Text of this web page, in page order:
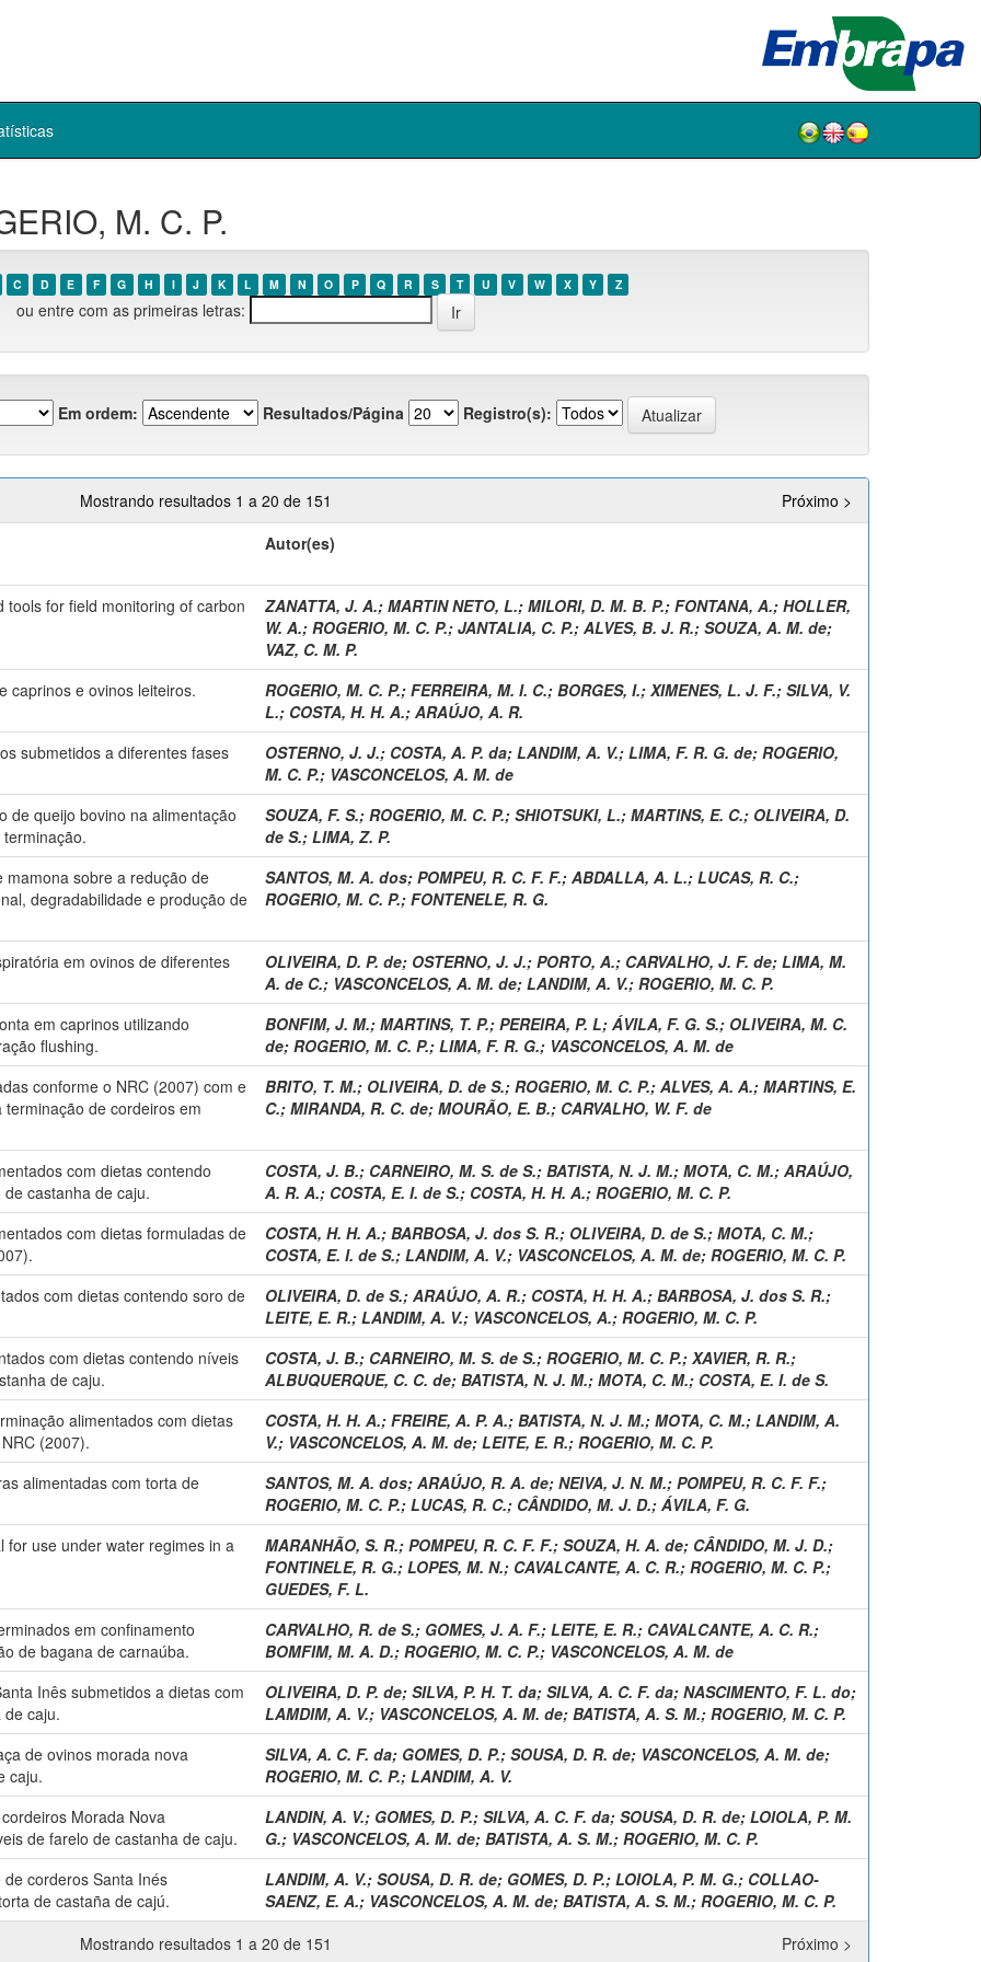
M. C. P.
C D E F G H I J K L M N O P Q R S T U V W X Y Z
ou entre com as primeiras letras:
Em ordem: Resultados/Página Registro(s):
Mostrando resultados 1 a 20 de 151
Próximo >
Autor(es)
tools for field monitoring of carbon ZANATTA, J. A.; MARTIN NETO, L.; MILORI, D. M. B. P.; FONTANA, A.; HOLLER,
W. A.; ROGERIO, M. C. P.; JANTALIA, C. P.; ALVES, B. J. R.; SOUZA, A. M. de;
VAZ, C. M. P.
caprinos e ovinos leiteiros.
ROGERIO, M. C. P.; FERREIRA, M. I. C.; BORGES, I.; XIMENES, L. J. F.; SILVA, V.
L.; COSTA, H. H. A.; ARAÚJO, A. R.
submetidos a diferentes fases
OSTERNO, J. J.; COSTA, A. P. da; LANDIM, A. V.; LIMA, F. R. G. de; ROGERIO,
M. C. P.; VASCONCELOS, A. M. de
de queijo bovino na alimentação
SOUZA, F. S.; ROGERIO, M. C. P.; SHIOTSUKI, L.; MARTINS, E. C.; OLIVEIRA, D.
de S.; LIMA, Z. P.
mamona sobre a redução de
degradabilidade e produção de
SANTOS, M. A. dos; POMPEU, R. C. F. F.; ABDALLA, A. L.; LUCAS, R. C.;
ROGERIO, M. C. P.; FONTENELE, R. G.
em ovinos de diferentes OLIVEIRA, D. P. de; OSTERNO, J. J.; PORTO, A.; CARVALHO, J. F. de; LIMA, M.
A. de C.; VASCONCELOS, A. M. de; LANDIM, A. V.; ROGERIO, M. C. P.
em caprinos utilizando
flushing.
BONFIM, J. M.; MARTINS, T. P.; PEREIRA, P. L; ÁVILA, F. G. S.; OLIVEIRA, M. C.
de; ROGERIO, M. C. P.; LIMA, F. R. G.; VASCONCELOS, A. M. de
conforme o NRC (2007) com e
de cordeiros em
BRITO, T. M.; OLIVEIRA, D. de S.; ROGERIO, M. C. P.; ALVES, A. A.; MARTINS, E.
C.; MIRANDA, R. C. de; MOURÃO, E. B.; CARVALHO, W. F. de
com dietas contendo
castanha de caju.
COSTA, J. B.; CARNEIRO, M. S. de S.; BATISTA, N. J. M.; MOTA, C. M.; ARAÚJO,
A. R. A.; COSTA, E. I. de S.; COSTA, H. H. A.; ROGERIO, M. C. P.
com dietas formuladas de
COSTA, H. H. A.; BARBOSA, J. dos S. R.; OLIVEIRA, D. de S.; MOTA, C. M.;
COSTA, E. I. de S.; LANDIM, A. V.; VASCONCELOS, A. M. de; ROGERIO, M. C. P.
com dietas contendo soro de
OLIVEIRA, D. de S.; ARAÚJO, A. R.; COSTA, H. H. A.; BARBOSA, J. dos S. R.;
LEITE, E. R.; LANDIM, A. V.; VASCONCELOS, A.; ROGERIO, M. C. P.
com dietas contendo níveis
de caju.
COSTA, J. B.; CARNEIRO, M. S. de S.; ROGERIO, M. C. P.; XAVIER, R. R.;
ALBUQUERQUE, C. C. de; BATISTA, N. J. M.; MOTA, C. M.; COSTA, E. I. de S.
alimentados com dietas
(2007).
COSTA, H. H. A.; FREIRE, A. P. A.; BATISTA, N. J. M.; MOTA, C. M.; LANDIM, A.
V.; VASCONCELOS, A. M. de; LEITE, E. R.; ROGERIO, M. C. P.
alimentadas com torta de
SANTOS, M. A. dos; ARAÚJO, R. A. de; NEIVA, J. N. M.; POMPEU, R. C. F. F.;
ROGERIO, M. C. P.; LUCAS, R. C.; CÂNDIDO, M. J. D.; ÁVILA, F. G.
for use under water regimes in a
MARANHÃO, S. R.; POMPEU, R. C. F. F.; SOUZA, H. A. de; CÂNDIDO, M. J. D.;
FONTINELE, R. G.; LOPES, M. N.; CAVALCANTE, A. C. R.; ROGERIO, M. C. P.;
GUEDES, F. L.
em confinamento
de bagana de carnaúba.
CARVALHO, R. de S.; GOMES, J. A. F.; LEITE, E. R.; CAVALCANTE, A. C. R.;
BOMFIM, M. A. D.; ROGERIO, M. C. P.; VASCONCELOS, A. M. de
Inês submetidos a dietas com
caju.
OLIVEIRA, D. P. de; SILVA, P. H. T. da; SILVA, A. C. F. da; NASCIMENTO, F. L. do;
LAMDIM, A. V.; VASCONCELOS, A. M. de; BATISTA, A. S. M.; ROGERIO, M. C. P.
de ovinos morada nova
caju.
SILVA, A. C. F. da; GOMES, D. P.; SOUSA, D. R. de; VASCONCELOS, A. M. de;
ROGERIO, M. C. P.; LANDIM, A. V.
Morada Nova
de farelo de castanha de caju.
LANDIN, A. V.; GOMES, D. P.; SILVA, A. C. F. da; SOUSA, D. R. de; LOIOLA, P. M.
G.; VASCONCELOS, A. M. de; BATISTA, A. S. M.; ROGERIO, M. C. P.
corderos Santa Inés
de castaña de cajú.
LANDIM, A. V.; SOUSA, D. R. de; GOMES, D. P.; LOIOLA, P. M. G.; COLLAO-
SAENZ, E. A.; VASCONCELOS, A. M. de; BATISTA, A. S. M.; ROGERIO, M. C. P.
Mostrando resultados 1 a 20 de 151
Próximo >